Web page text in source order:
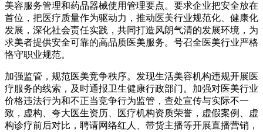
美容服务管理和药品器械使用管理要点。要求企业把安全放在
首位，把医疗质量作为驱动力，推动医美行业规范化、健康化
发展，深化社会责任实践，共同打造风朗气清的发展环境，为
求美者提供安全可靠的高品质医美服务。号召全医美行业严格
恪守职业规范。
加强监管，规范医美竞争秩序。发现生活美容机构违规开展医
疗服务的线索，及时通报卫生健康行政部门。加强对医美行业
价格违法行为和不正当竞争行为监管，查处宣传与实际不一
致，虚构、夸大医生资历、医疗机构资质荣誉，虚假案例、虚
构诊疗前后对比，聘请网络红人、带货主播等开展直播营销，